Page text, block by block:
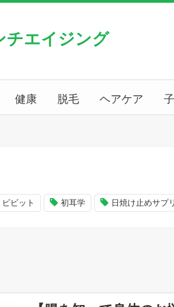
チエイジング
健康 脱毛 ヘアケア
ビビット 初耳学 日焼け止めサプリ